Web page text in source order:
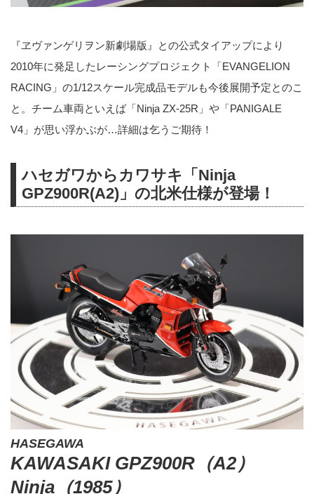
『ヱヴァンゲリヲン新劇場版』との公式タイアップにより
2010年に発足したレーシングプロジェクト「EVANGELION
RACING」の1/12スケール完成品モデルも今後展開予定とのこ
と。チーム車両といえば「Ninja ZX-25R」や「PANIGALE
V4」が思い浮かぶが…詳細は乞うご期待！
ハセガワからカワサキ「Ninja
GPZ900R(A2)」の北米仕様が登場！
HASEGAWA
KAWASAKI GPZ900R（A2）
Ninja（1985）